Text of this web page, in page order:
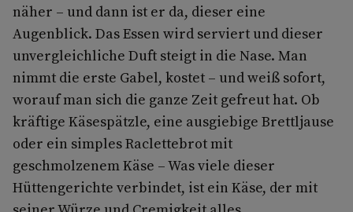
näher – und dann ist er da, dieser eine
Augenblick. Das Essen wird serviert und dieser
unvergleichliche Duft steigt in die Nase. Man
nimmt die erste Gabel, kostet – und weiß sofort,
worauf man sich die ganze Zeit gefreut hat. Ob
kräftige Käsespätzle, eine ausgiebige Brettljause
oder ein simples Raclettebrot mit
geschmolzenem Käse – Was viele dieser
Hüttengerichte verbindet, ist ein Käse, der mit